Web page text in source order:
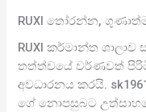
RUXI තෝරන්න,
RUXI කර්මාන්ත
තත්ත්වයේ වර්ණවත්
අවධාරනය කරයි.
ගේ නොපසුබට